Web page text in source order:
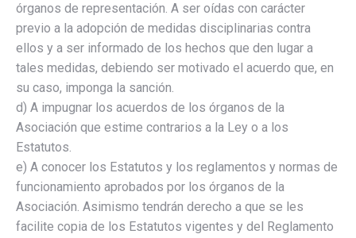
órganos de representación. A ser oídas con carácter
previo a la adopción de medidas disciplinarias contra
ellos y a ser informado de los hechos que den lugar a
tales medidas, debiendo ser motivado el acuerdo que, en
su caso, imponga la sanción.
d) A impugnar los acuerdos de los órganos de la
Asociación que estime contrarios a la Ley o a los
Estatutos.
e) A conocer los Estatutos y los reglamentos y normas de
funcionamiento aprobados por los órganos de la
Asociación. Asimismo tendrán derecho a que se les
facilite copia de los Estatutos vigentes y del Reglamento